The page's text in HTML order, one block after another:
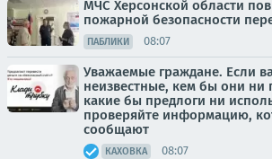
МЧС Херсонской области
пожарной безопасности
ПАБЛИКИ 08:07
Уважаемые граждане. Если
неизвестные, кем бы они ни
какие бы предлоги ни
проверяйте информацию,
сообщают
КАХОВКА 08:07